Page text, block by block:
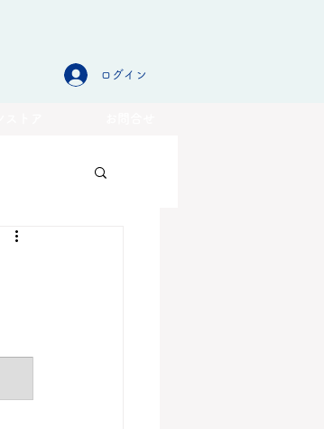
ログイン